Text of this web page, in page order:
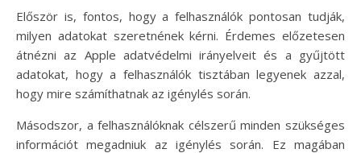
Először is, fontos, hogy a felhasználók pontosan tudják,
milyen adatokat szeretnének kérni. Érdemes előzetesen
átnézni az Apple adatvédelmi irányelveit és a gyűjtött
adatokat, hogy a felhasználók tisztában legyenek azzal,
hogy mire számíthatnak az igénylés során.
Másodszor, a felhasználóknak célszerű minden szükséges
információt megadniuk az igénylés során. Ez magában